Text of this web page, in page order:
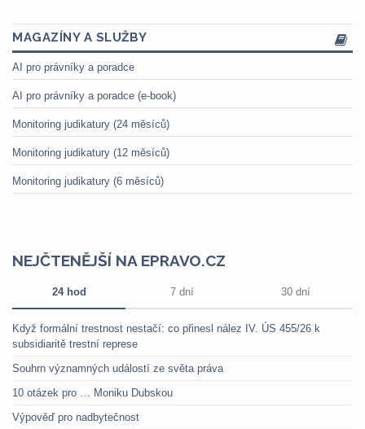
MAGAZÍNY A SLUŽBY
AI pro právníky a poradce
AI pro právníky a poradce (e-book)
Monitoring judikatury (24 měsíců)
Monitoring judikatury (12 měsíců)
Monitoring judikatury (6 měsíců)
NEJČTENĚJŠÍ NA EPRAVO.CZ
24 hod 7 dní 30 dní
Když formální trestnost nestačí: co přinesl nález IV. ÚS 455/26 k
subsidiaritě trestní represe
Souhrn významných událostí ze světa práva
10 otázek pro … Moniku Dubskou
Výpověď pro nadbytečnost